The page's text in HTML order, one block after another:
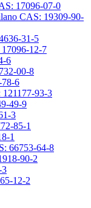
17096-07-0
CAS: 19309-90-
31-5
12-7
6
00-8
6
93-3
49-9
3
85-1
1
66753-64-8
90-2
3
12-2